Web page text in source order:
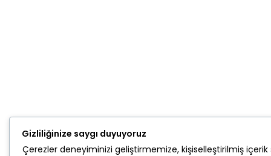
Gizliliğinize saygı duyuyoruz
Çerezler deneyiminizi geliştirmemize, kişiselleştirilmiş içerik